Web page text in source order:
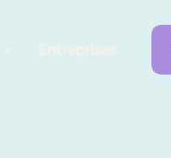
Entreprises